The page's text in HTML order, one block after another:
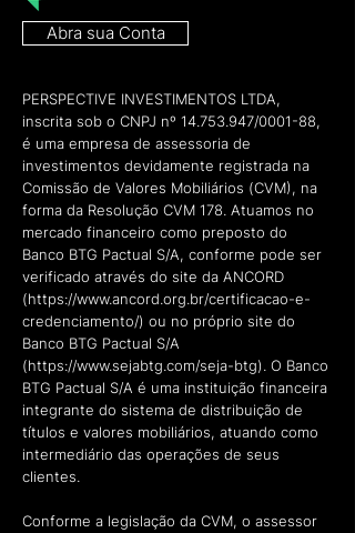
Abra sua Conta
PERSPECTIVE INVESTIMENTOS LTDA,
inscrita sob o CNPJ nº 14.753.947/0001-88,
é uma empresa de assessoria de
investimentos devidamente registrada na
Comissão de Valores Mobiliários (CVM), na
forma da Resolução CVM 178. Atuamos no
mercado financeiro como preposto do
Banco BTG Pactual S/A, conforme pode ser
verificado através do site da ANCORD
(https://www.ancord.org.br/certificacao-e-
credenciamento/) ou no próprio site do
Banco BTG Pactual S/A
(https://www.sejabtg.com/seja-btg). O Banco
BTG Pactual S/A é uma instituição financeira
integrante do sistema de distribuição de
títulos e valores mobiliários, atuando como
intermediário das operações de seus
clientes.
Conforme a legislação da CVM, o assessor